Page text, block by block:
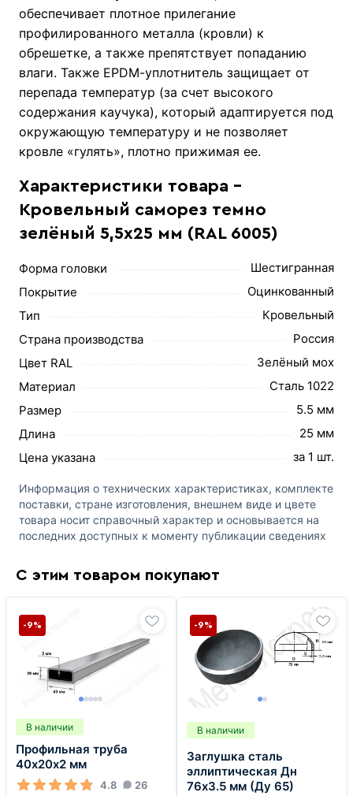
обеспечивает плотное прилегание
профилированного металла (кровли) к
обрешетке, а также препятствует попаданию
влаги. Также ЕРDМ-уплотнитель защищает от
перепада температур (за счет высокого
содержания каучука), который адаптируется под
окружающую температуру и не позволяет
кровле «гулять», плотно прижимая ее.
Характеристики товара -
Кровельный саморез темно
зелёный 5,5х25 мм (RAL 6005)
Форма головки
Шестигранная
Покрытие
Оцинкованный
Тип
Кровельный
Страна производства
Россия
Цвет RAL
Зелёный мох
Материал
Сталь 1022
Размер
5.5 мм
Длина
25 мм
Цена указана
за 1 шт.
Информация о технических характеристиках, комплекте
поставки, стране изготовления, внешнем виде и цвете
товара носит справочный характер и основывается на
последних доступных к моменту публикации сведениях
С этим товаром покупают
В наличии
Профильная труба
40х20х2 мм
4.8 26
-9%
В наличии
Заглушка сталь
эллиптическая Дн
76х3.5 мм (Ду 65)
-9%